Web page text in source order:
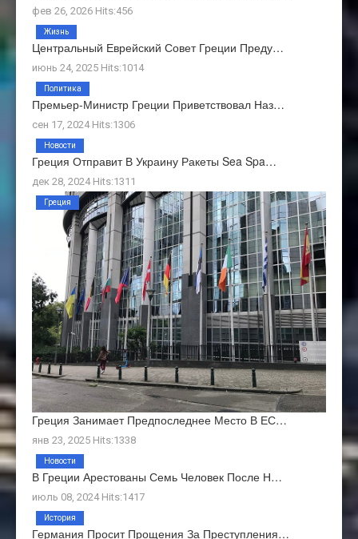
фев 26, 2026 Hits:456
Центральный Еврейский Совет Греции Преду…
июнь 24, 2025 Hits:1014
Жизнь
Премьер-Министр Греции Приветствовал Наз…
сен 17, 2024 Hits:1306
Политика
Греция Отправит В Украину Ракеты Sea Spa…
дек 28, 2024 Hits:1311
Новости
Греция Занимает Предпоследнее Место В ЕС…
янв 23, 2025 Hits:1338
Греция
В Греции Арестованы Семь Человек После Н…
июль 08, 2024 Hits:1417
Новости
Германия Просит Прощения За Преступления…
История